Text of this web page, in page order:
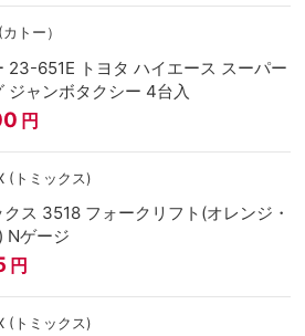
トー）
23-651E トヨタ ハイエース スーパー
ジャンボタクシー 4台入
円
(トミックス)
クス 3518 フォークリフト(オレンジ・
Nゲージ
円
(トミックス)